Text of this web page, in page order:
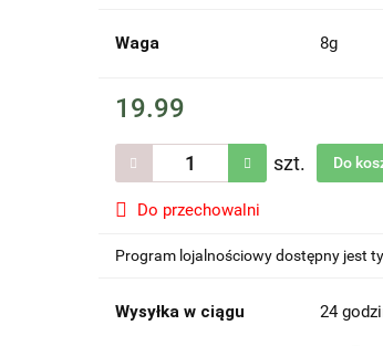
Waga 8g
19.99
szt. Do
Do przechowalni
Program lojalnościowy dostępny jest
Wysyłka w ciągu 24